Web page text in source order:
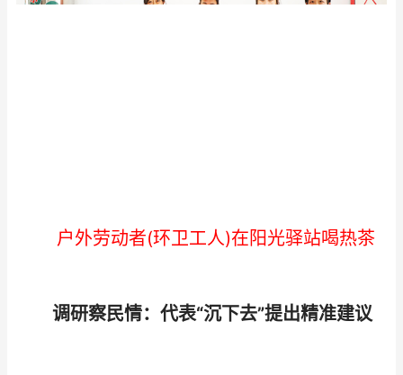
户外劳动者(环卫工人)在阳光驿站喝热茶
调研察民情：代表“沉下去”提出精准建议​